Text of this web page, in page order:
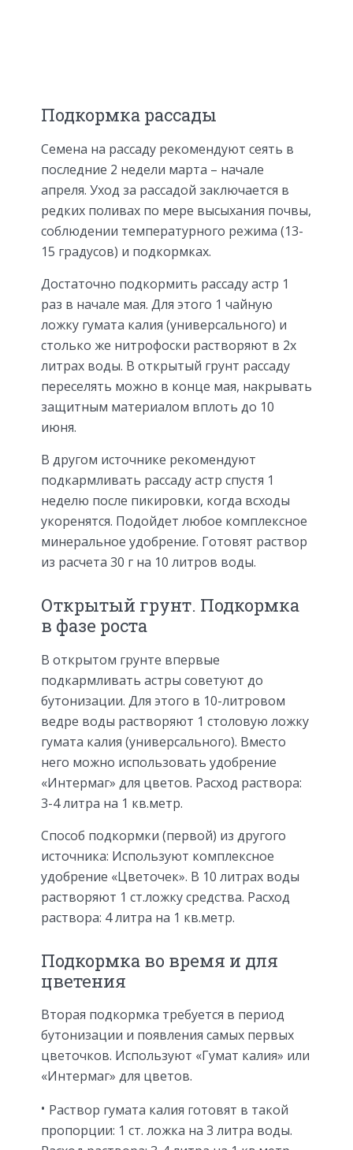
Подкормка рассады
Семена на рассаду рекомендуют сеять в
последние 2 недели марта – начале
апреля. Уход за рассадой заключается в
редких поливах по мере высыхания почвы,
соблюдении температурного режима (13-
15 градусов) и подкормках.
Достаточно подкормить рассаду астр 1
раз в начале мая. Для этого 1 чайную
ложку гумата калия (универсального) и
столько же нитрофоски растворяют в 2х
литрах воды. В открытый грунт рассаду
переселять можно в конце мая, накрывать
защитным материалом вплоть до 10
июня.
В другом источнике рекомендуют
подкармливать рассаду астр спустя 1
неделю после пикировки, когда всходы
укоренятся. Подойдет любое комплексное
минеральное удобрение. Готовят раствор
из расчета 30 г на 10 литров воды.
Открытый грунт. Подкормка
в фазе роста
В открытом грунте впервые
подкармливать астры советуют до
бутонизации. Для этого в 10-литровом
ведре воды растворяют 1 столовую ложку
гумата калия (универсального). Вместо
него можно использовать удобрение
«Интермаг» для цветов. Расход раствора:
3-4 литра на 1 кв.метр.
Способ подкормки (первой) из другого
источника: Используют комплексное
удобрение «Цветочек». В 10 литрах воды
растворяют 1 ст.ложку средства. Расход
раствора: 4 литра на 1 кв.метр.
Подкормка во время и для
цветения
Вторая подкормка требуется в период
бутонизации и появления самых первых
цветочков. Используют «Гумат калия» или
«Интермаг» для цветов.
Раствор гумата калия готовят в такой
пропорции: 1 ст. ложка на 3 литра воды.